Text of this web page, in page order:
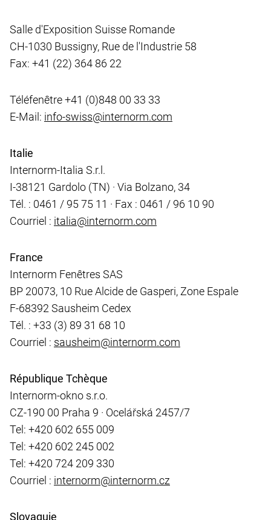
Salle d'Exposition Suisse Romande
CH-1030 Bussigny, Rue de l'Industrie 58
Fax: +41 (22) 364 86 22
Téléfenêtre +41 (0)848 00 33 33
E-Mail: info-swiss@internorm.com
Italie
Internorm-Italia S.r.l.
I-38121 Gardolo (TN) · Via Bolzano, 34
Tél. : 0461 / 95 75 11 · Fax : 0461 / 96 10 90
Courriel : italia@internorm.com
France
Internorm Fenêtres SAS
BP 20073, 10 Rue Alcide de Gasperi, Zone Espale
F-68392 Sausheim Cedex
Tél. : +33 (3) 89 31 68 10
Courriel : sausheim@internorm.com
République Tchèque
Internorm-okno s.r.o.
CZ-190 00 Praha 9 · Ocelářská 2457/7
Tel: +420 602 655 009
Tel: +420 602 245 002
Tel: +420 724 209 330
Courriel : internorm@internorm.cz
Slovaquie